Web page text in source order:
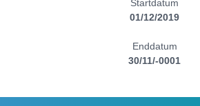
Startdatum
01/12/2019
Enddatum
30/11/-0001